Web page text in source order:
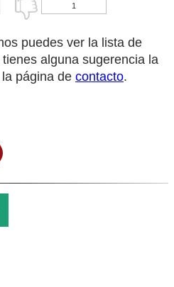
1
puedes ver la lista de
alguna sugerencia la
página de contacto.